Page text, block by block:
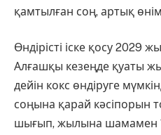
қамтылған соң, артық
Өндірісті іске қосу 2029
Алғашқы кезеңде қуаты
дейін кокс өндіруге
соңына қарай кәсіпорын
шығып, жылына шамамен